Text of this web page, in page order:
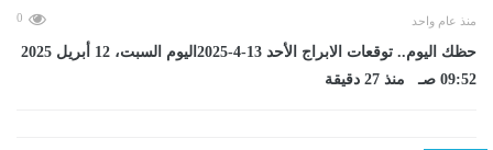
منذ عام واحد 0
حظك اليوم.. توقعات الابراج الأحد 13-4-2025اليوم السبت، 12 أبريل 2025
09:52 صـ منذ 27 دقيقة